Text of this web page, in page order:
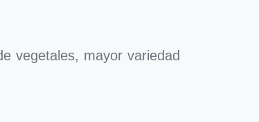
vegetales, mayor variedad